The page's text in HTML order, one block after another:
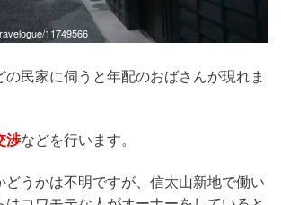
11749566
民家に伺うと年配のおばさんが現れま
渉などを行います。
うかは不明ですが、信太山新地で働い